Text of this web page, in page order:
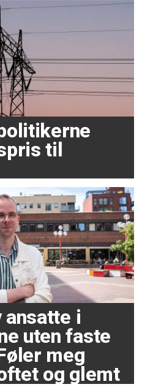
til
ansatte i
uten faste
meg
og glemt